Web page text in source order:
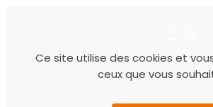
Ce site utilise des cookies et
ceux que vous